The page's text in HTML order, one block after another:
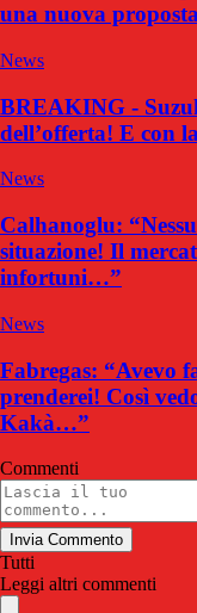
una nuova
News
BREAKING -
dell’offerta! E con
News
Calhanoglu:
situazione! Il
infortuni…”
News
Fabregas: “Avevo
prenderei! Così
Kakà…”
Commenti
Invia Commento
Tutti
Leggi altri commenti